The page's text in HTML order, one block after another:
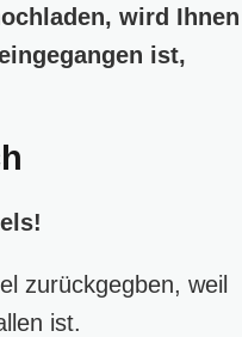
wird Ihnen
ist,
zurückgegben, weil
ist.